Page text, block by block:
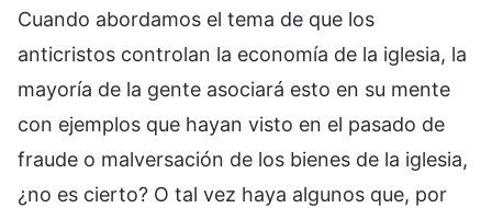
Cuando abordamos el tema de que los
anticristos controlan la economía de la iglesia, la
mayoría de la gente asociará esto en su mente
con ejemplos que hayan visto en el pasado de
fraude o malversación de los bienes de la iglesia,
¿no es cierto? O tal vez haya algunos que, por